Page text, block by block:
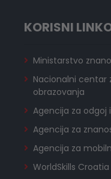
KORISNI
Ministarstvo
Nacionalni centar
obrazovanja
Agencija za odgoj
Agencija za
Agencija za
WorldSkills Croatia